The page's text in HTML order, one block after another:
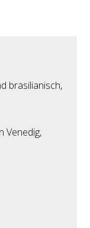
brasilianisch,
Venedig,